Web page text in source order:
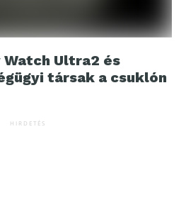
Watch Ultra2 és
társak a csuklón
HIRDETÉS